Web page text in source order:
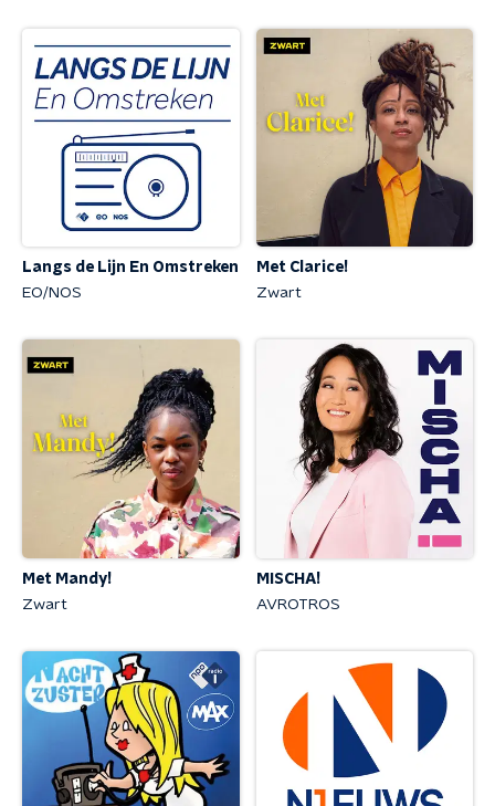
Langs de Lijn En Omstreken
EO/NOS
Met Clarice!
Zwart
Met Mandy!
Zwart
MISCHA!
AVROTROS